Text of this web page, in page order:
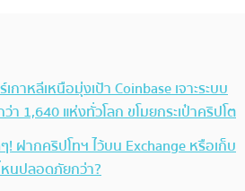
เกาหลีเหนือมุ่งเป้า Coinbase เจาะระบบ
า 1,640 แห่งทั่วโลก ขโมยกระเป๋าคริปโต
! ฝากคริปโทฯ ไว้บน Exchange หรือเก็บ
หนปลอดภัยกว่า?